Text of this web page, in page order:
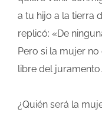
a tu hijo a la tierra
replicó: «De
Pero si la mujer
libre del
¿Quién será la